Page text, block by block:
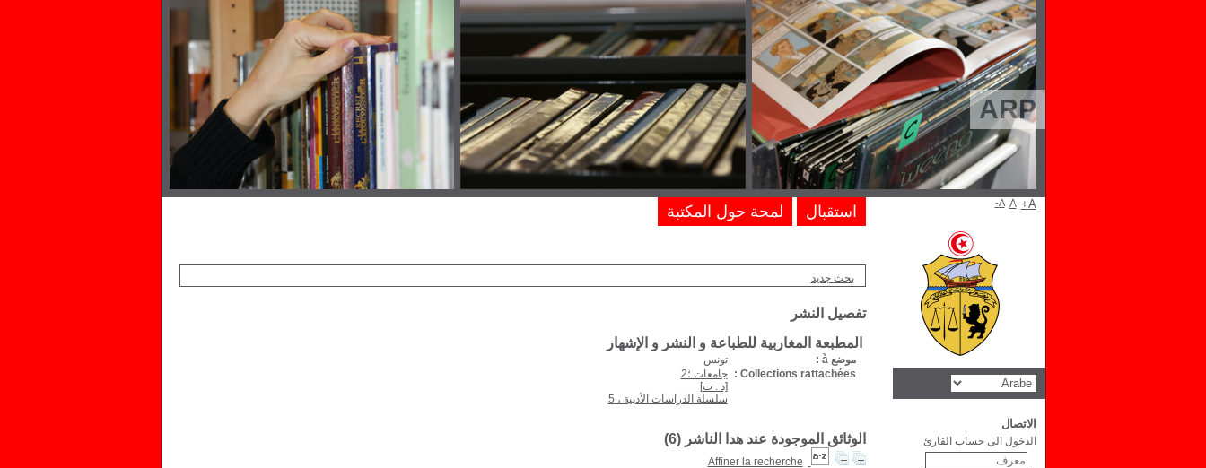
ARP
بحث جديد
تفصيل النشر
المطبعة المغاربية للطباعة و النشر و الإشهار
موضع à :
تونس
Collections rattachées :
جامعات ؛2
[د . ت]
سلسلة الدراسات الأدبية ، 5
الوثائق الموجودة عند هدا الناشر (6
)
Affiner la recherche
استقبال لمحة حول المكتبة A- A A+
الاتصال
الدخول الى حساب القارئ